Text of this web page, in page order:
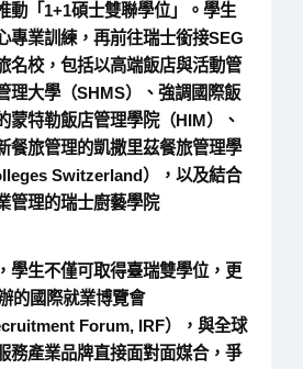
動「1+1碩士雙聯學位」。學生
專業訓練，再前往瑞士銜接SEG
名校，包括以高端飯店與活動管
理大學（SHMS）、強調國際飯
蒙特勒飯店管理學院（HIM）、
餐旅管理的凱撒里茲餐旅管理學
Switzerland），以及結合
管理的瑞士廚藝學院
學生不僅可取得臺瑞雙學位，更
的國際就業博覽會
Forum, IRF），與全球
務產業品牌直接面對面媒合，爭